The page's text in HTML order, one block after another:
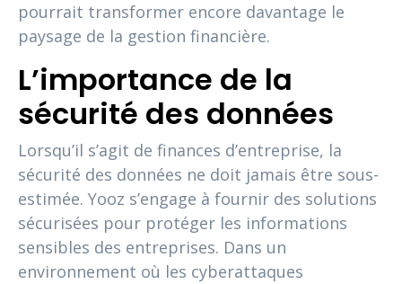
pourrait transformer encore davantage le
paysage de la gestion financière.
L’importance de la
sécurité des données
Lorsqu’il s’agit de finances d’entreprise, la
sécurité des données ne doit jamais être sous-
estimée. Yooz s’engage à fournir des solutions
sécurisées pour protéger les informations
sensibles des entreprises. Dans un
environnement où les cyberattaques